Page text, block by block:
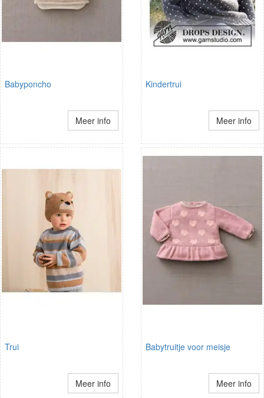
Babyponcho
Meer info
Kindertrui
Meer info
Trui
Meer info
Babytruitje voor meisje
Meer info